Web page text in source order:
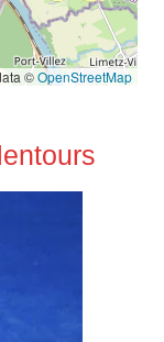
©OpenStreetMap